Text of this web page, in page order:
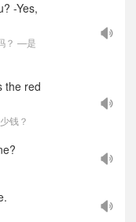
-Yes,
？ —是
the red
钱？